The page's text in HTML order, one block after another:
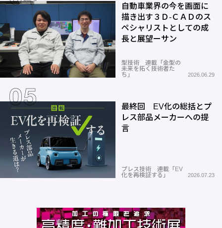
自動車業界の今を画面に
描き出す３Ｄ-ＣＡＤのス
ペシャリストとしての成
長と展望ーサン
型技術 連載「金型の
未来を拓く技術者た
ち」
2026.06.29
最終回 EV化の総括とプ
レス部品メーカーへの提
言
プレス技術 連載「EV
化を再検証する」
2026.07.23